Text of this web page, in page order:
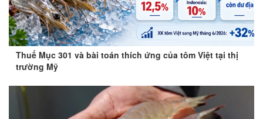
Thuế Mục 301 và bài toán thích ứng của tôm Việt tại thị
trường Mỹ